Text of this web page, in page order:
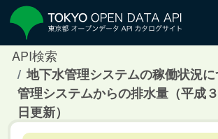
API検索
地下水管理システムの稼働状況
管理システムからの排水量（平成
日更新）